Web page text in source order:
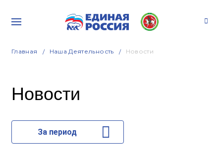
Главная Наша Деятельность Новости
Новости
За период